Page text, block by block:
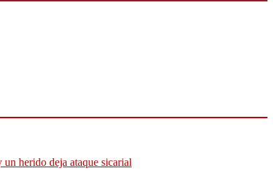
un herido deja ataque sicarial